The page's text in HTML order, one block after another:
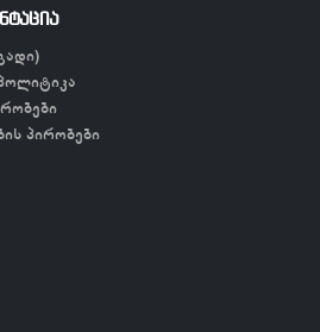
პირობები